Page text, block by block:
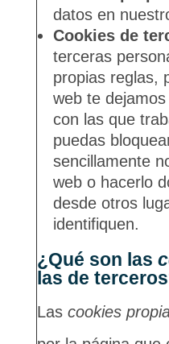
datos en
Cookies de
terceras
propias reglas,
web te
con las que
puedas
sencillamente
web o hacerlo
desde otros
identifiquen.
¿Qué son las
las de
Las cookies